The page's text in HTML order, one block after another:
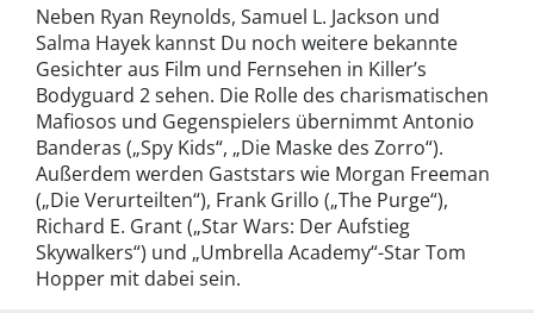
Neben Ryan Reynolds, Samuel L. Jackson und
Salma Hayek kannst Du noch weitere bekannte
Gesichter aus Film und Fernsehen in Killer’s
Bodyguard 2 sehen. Die Rolle des charismatischen
Mafiosos und Gegenspielers übernimmt Antonio
Banderas („Spy Kids“, „Die Maske des Zorro“).
Außerdem werden Gaststars wie Morgan Freeman
(„Die Verurteilten“), Frank Grillo („The Purge“),
Richard E. Grant („Star Wars: Der Aufstieg
Skywalkers“) und „Umbrella Academy“-Star Tom
Hopper mit dabei sein.